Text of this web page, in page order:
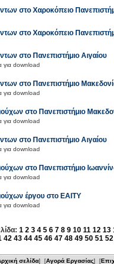
στο Χαροκόπειο
στο Χαροκόπειο
στο Πανεπιστήμιο Αιγαίου
για download
στο Πανεπιστήμιο
για download
στο Πανεπιστήμιο
για download
στο Πανεπιστήμιο Αιγαίου
για download
στο Πανεπιστήμιο
για download
έργου στο ΕΑΙΤΥ
για download
1 2 3 4 5 6 7 8 9 10 11 12 13
42 43 44 45 46 47 48 49 50 51 52
σελίδα] [Αγορά Εργασίας] [